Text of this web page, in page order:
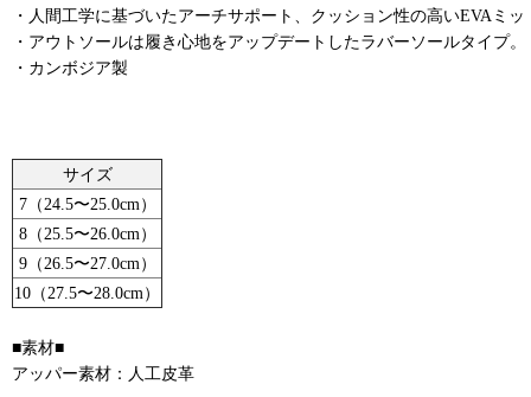
・人間工学に基づいたアーチサポート、クッション性の高いEVAミッ
・アウトソールは履き心地をアップデートしたラバーソールタイプ。
・カンボジア製
サイズ
7（24.5〜25.0cm）
8（25.5〜26.0cm）
9（26.5〜27.0cm）
10（27.5〜28.0cm）
■素材■
アッパー素材：人工皮革